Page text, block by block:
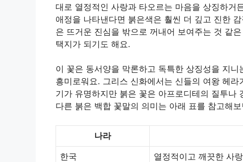
대로 열정적인 사랑과 타오르는 마음을 상징하거
애정을 나타낸다면 붉은색은 훨씬 더 깊고 진한
은 뜨거운 진심을 밖으로 꺼내어 보여주는 것 같
택지가 되기도 해요.
이 꽃은 동서양을 막론하고 독특한 상징성을 지
흥미로워요. 그리스 신화에서는 신들의 여왕 헤
기가 유명하지만 붉은 꽃은 아프로디테의 질투나
다른 붉은 백합 꽃말의 의미는 아래 표를 참고해
나라
한국 열정적이고 깨끗한 사랑